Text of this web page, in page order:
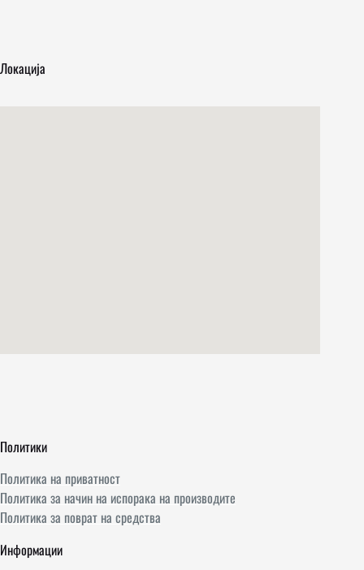
Локација
Политики
Политика на приватност
Политика за начин на испорака на производите
Политика за поврат на средства
Информации